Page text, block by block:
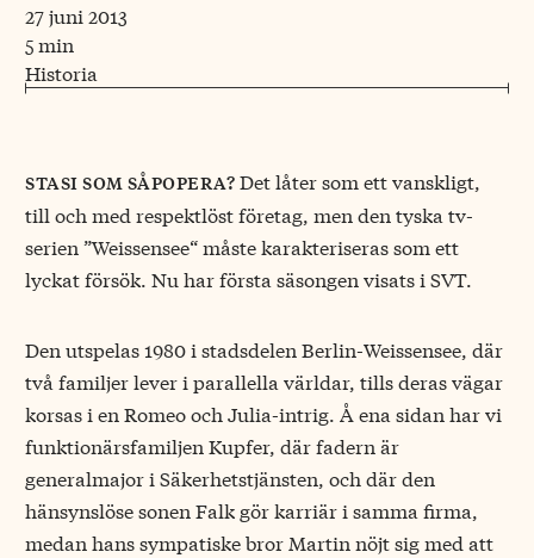
27 juni 2013
5 min
Historia
stasi som såpopera?Det låter som ett vanskligt,
till och med respektlöst företag, men den tyska tv-
serien ”Weissensee“ måste karakteriseras som ett
lyckat försök. Nu har första säsongen visats i SVT.
Den utspelas 1980 i stadsdelen Berlin-Weissensee, där
två familjer lever i parallella världar, tills deras vägar
korsas i en Romeo och Julia-intrig. Å ena sidan har vi
funktionärsfamiljen Kupfer, där fadern är
generalmajor i Säkerhetstjänsten, och där den
hänsynslöse sonen Falk gör karriär i samma firma,
medan hans sympatiske bror Martin nöjt sig med att